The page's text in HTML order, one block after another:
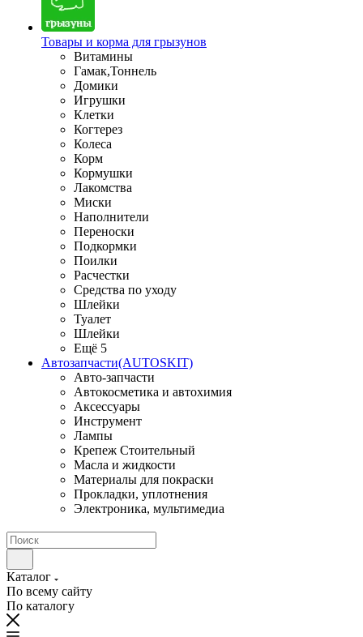
Товары и корма для грызунов
Витамины
Гамак,Тоннель
Домики
Игрушки
Клетки
Когтерез
Колеса
Корм
Кормушки
Лакомства
Миски
Наполнители
Переноски
Подкормки
Поилки
Расчестки
Средства по уходу
Шлейки
Туалет
Шлейки
Ещё 5
Автозапчасти(AUTOSKIT)
Авто-запчасти
Автокосметика и автохимия
Аксессуары
Инструмент
Лампы
Крепеж Стоительный
Масла и жидкости
Материалы для покраски
Прокладки, уплотнения
Электроника, мультимедиа
Каталог
По всему сайту
По каталогу